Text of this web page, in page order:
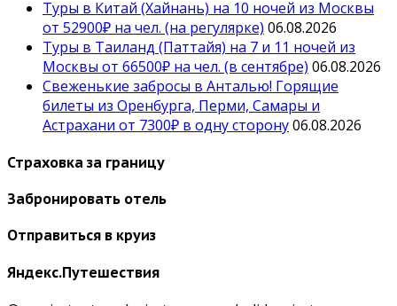
Туры в Китай (Хайнань) на 10 ночей из Москвы
от 52900₽ на чел. (на регулярке) 06.08.2026
Туры в Таиланд (Паттайя) на 7 и 11 ночей из
Москвы от 66500₽ на чел. (в сентябре) 06.08.2026
Свеженькие забросы в Анталью! Горящие
билеты из Оренбурга, Перми, Самары и
Астрахани от 7300₽ в одну сторону06.08.2026
Страховка за границу
Забронировать отель
Отправиться в круиз
Яндекс.Путешествия